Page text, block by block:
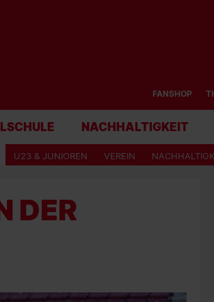
FANSHOP
NACHHALTIGKEIT
U23 & JUNIOREN VEREIN
DER